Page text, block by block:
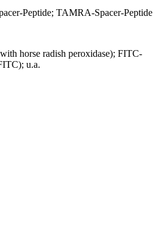
Peptide; TAMRA-Spacer-Peptide
horse radish peroxidase); FITC-
u.a.